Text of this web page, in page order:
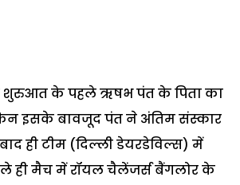
शुरुआत के पहले ऋषभ पंत के पिता का
इसके बावजूद पंत ने अंतिम संस्कार
ही टीम (दिल्ली डेयरडेविल्स) में
ही मैच में रॉयल चैलेंजर्स बैंगलोर के